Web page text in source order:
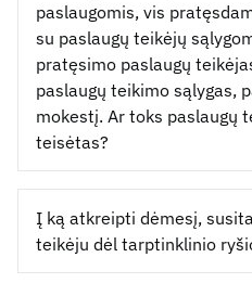
paslaugomis, vis
su paslaugų teikėjų
pratęsimo paslaugų
paslaugų teikimo sąlygas,
mokestį. Ar toks paslaugų
teisėtas?
Į ką atkreipti dėmesį,
teikėju dėl tarptinklinio